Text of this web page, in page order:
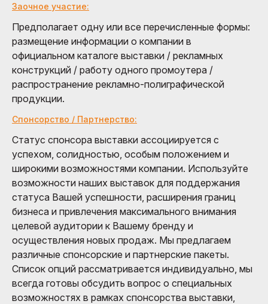
Заочное участие:
Предполагает одну или все перечисленные формы:
размещение информации о компании в
официальном каталоге выставки / рекламных
конструкций / работу одного промоутера /
распространение рекламно-полиграфической
продукции.
Спонсорство / Партнерство:
Статус спонсора выставки ассоциируется с
успехом, солидностью, особым положением и
широкими возможностями компании. Используйте
возможности наших выставок для поддержания
статуса Вашей успешности, расширения границ
бизнеса и привлечения максимального внимания
целевой аудитории к Вашему бренду и
осуществления новых продаж. Мы предлагаем
различные спонсорские и партнерские пакеты.
Список опций рассматривается индивидуально, мы
всегда готовы обсудить вопрос о специальных
возможностях в рамках спонсорства выставки,